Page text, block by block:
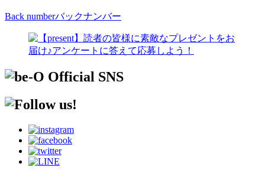
Back numberバックナンバー